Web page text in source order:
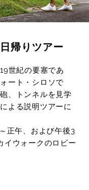
帰りツアー
世紀の要塞であ
ート・シロソで
、トンネルを見学
よる説明ツアーに
正午、および午後3
イウォークのロビー